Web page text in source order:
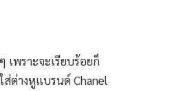
พราะจะเรียบร้อยก็
ต่างหูแบรนด์ Chanel